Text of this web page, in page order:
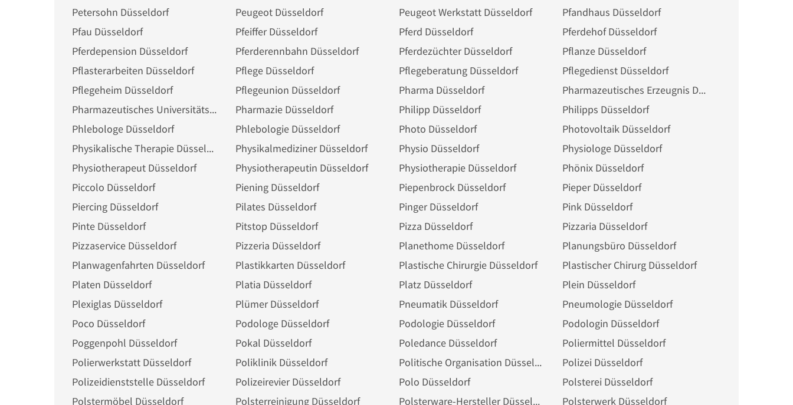
Petersohn Düsseldorf
Peugeot Düsseldorf Peugeot Werkstatt Düsseldorf
Pfandhaus Düsseldorf
Pfau Düsseldorf
Pfeiffer Düsseldorf Pferd Düsseldorf
Pferdehof Düsseldorf
Pferdepension Düsseldorf
Pferderennbahn Düsseldorf Pferdezüchter Düsseldorf
Pflanze Düsseldorf
Pflasterarbeiten Düsseldorf
Pflege Düsseldorf Pflegeberatung Düsseldorf
Pflegedienst Düsseldorf
Pflegeheim Düsseldorf
Pflegeunion Düsseldorf Pharma Düsseldorf
Pharmazeutisches Erzeugnis Düsseldorf
Pharmazeutisches Universitätsinstitut Düsseldorf
Pharmazie Düsseldorf Philipp Düsseldorf
Philipps Düsseldorf
Phlebologe Düsseldorf
Phlebologie Düsseldorf Photo Düsseldorf
Photovoltaik Düsseldorf
Physikalische Therapie Düsseldorf
Physikalmediziner Düsseldorf Physio Düsseldorf
Physiologe Düsseldorf
Physiotherapeut Düsseldorf
Physiotherapeutin Düsseldorf Physiotherapie Düsseldorf
Phönix Düsseldorf
Piccolo Düsseldorf
Piening Düsseldorf Piepenbrock Düsseldorf
Pieper Düsseldorf
Piercing Düsseldorf
Pilates Düsseldorf Pinger Düsseldorf
Pink Düsseldorf
Pinte Düsseldorf
Pitstop Düsseldorf Pizza Düsseldorf
Pizzaria Düsseldorf
Pizzaservice Düsseldorf
Pizzeria Düsseldorf Planethome Düsseldorf
Planungsbüro Düsseldorf
Planwagenfahrten Düsseldorf
Plastikkarten Düsseldorf Plastische Chirurgie Düsseldorf
Plastischer Chirurg Düsseldorf
Platen Düsseldorf
Platia Düsseldorf Platz Düsseldorf
Plein Düsseldorf
Plexiglas Düsseldorf
Plümer Düsseldorf Pneumatik Düsseldorf
Pneumologie Düsseldorf
Poco Düsseldorf
Podologe Düsseldorf Podologie Düsseldorf
Podologin Düsseldorf
Poggenpohl Düsseldorf
Pokal Düsseldorf Poledance Düsseldorf
Poliermittel Düsseldorf
Polierwerkstatt Düsseldorf
Poliklinik Düsseldorf Politische Organisation Düsseldorf
Polizei Düsseldorf
Polizeidienststelle Düsseldorf
Polizeirevier Düsseldorf Polo Düsseldorf
Polsterei Düsseldorf
Polstermöbel Düsseldorf
Polsterreinigung Düsseldorf Polsterware-Hersteller Düsseldorf
Polsterwerk Düsseldorf